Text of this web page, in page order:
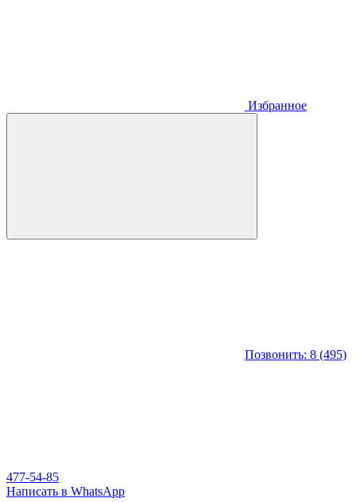
Избранное
Позвонить: 8 (495)
477-54-85
Написать в WhatsApp